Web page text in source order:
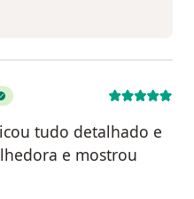
tudo detalhado e
e mostrou